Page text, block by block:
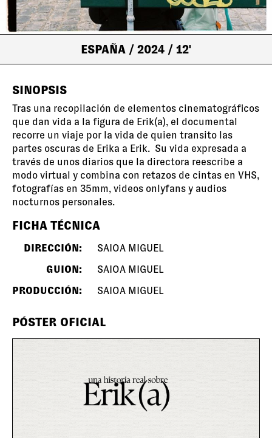
ESPAÑA / 2024 / 12'
SINOPSIS
Tras una recopilación de elementos cinematográficos
que dan vida a la figura de Erik(a), el documental
recorre un viaje por la vida de quien transito las
partes oscuras de Erika a Erik. Su vida expresada a
través de unos diarios que la directora reescribe a
modo virtual y combina con retazos de cintas en VHS,
fotografías en 35mm, videos onlyfans y audios
nocturnos personales.
FICHA TÉCNICA
DIRECCIÓN:
SAIOA MIGUEL
GUION:
SAIOA MIGUEL
PRODUCCIÓN:
SAIOA MIGUEL
PÓSTER OFICIAL